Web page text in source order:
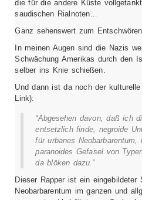
die für die andere Küste
saudischen Rialnoten…
Ganz sehenswert zum
In meinen Augen sind die Nazis
Schwächung Amerikas durch den
selber ins Knie schießen.
Und dann ist da noch der
Link):
“Abgesehen davon, daß ich
entsetzlich finde, negroide
für urbanes
paranoides Gefasel von
da blöken dazu.”
Dieser Rapper ist ein
Neobarbarentum im ganzen und